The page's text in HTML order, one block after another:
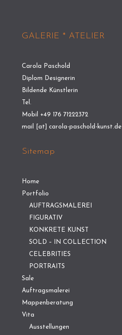
GALERIE * ATELIER
Carola Paschold
Diplom Designerin
Bildende Künstlerin
Tel.
Mobil +49 176 71222372
mail [at] carola-paschold-kunst.de
Sitemap
Home
Portfolio
AUFTRAGSMALEREI
FIGURATIV
KONKRETE KUNST
SOLD – IN COLLECTION
CELEBRITIES
PORTRAITS
Sale
Auftragsmalerei
Mappenberatung
Vita
Ausstellungen